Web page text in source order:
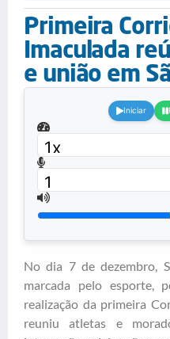
Primeira
Imaculada
e união em
Iniciar
No dia 7 de dezembro,
marcada pelo esporte,
realização da primeira
reuniu atletas e